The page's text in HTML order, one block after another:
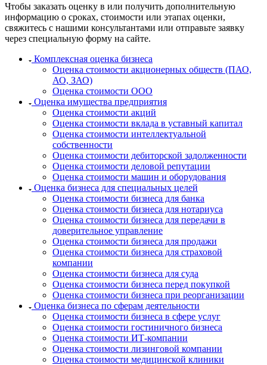
Чтобы заказать оценку в или получить дополнительную
информацию о сроках, стоимости или этапах оценки,
свяжитесь с нашими консультантами или отправьте заявку
через специальную форму на сайте.
Комплексная оценка бизнеса
Оценка стоимости акционерных обществ (ПАО,
АО, ЗАО)
Оценка стоимости ООО
Оценка имущества предприятия
Оценка стоимости акций
Оценка стоимости вклада в уставный капитал
Оценка стоимости интеллектуальной
собственности
Оценка стоимости дебиторской задолженности
Оценка стоимости деловой репутации
Оценка стоимости машин и оборудования
Оценка бизнеса для специальных целей
Оценка стоимости бизнеса для банка
Оценка стоимости бизнеса для нотариуса
Оценка стоимости бизнеса для передачи в
доверительное управление
Оценка стоимости бизнеса для продажи
Оценка стоимости бизнеса для страховой
компании
Оценка стоимости бизнеса для суда
Оценка стоимости бизнеса перед покупкой
Оценка стоимости бизнеса при реорганизации
Оценка бизнеса по сферам деятельности
Оценка стоимости бизнеса в сфере услуг
Оценка стоимости гостиничного бизнеса
Оценка стоимости ИТ-компании
Оценка стоимости лизинговой компании
Оценка стоимости медицинской клиники
Кашира
Кемерово
Керчь
Кольчугино
Комсомольск-на-Амуре